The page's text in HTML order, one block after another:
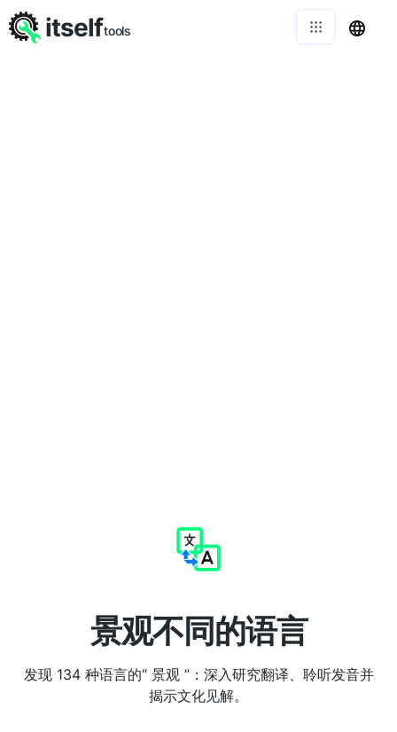
景观不同的语言
发现 134 种语言的“ 景观 ”：深入研究翻译、聆听发音并
揭示文化见解。
itselftools